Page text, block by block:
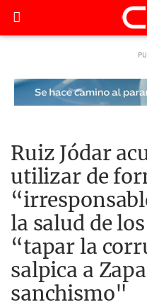
Ruiz Jódar
utilizar de
la salud de
“tapar la
salpica a
sanchismo"